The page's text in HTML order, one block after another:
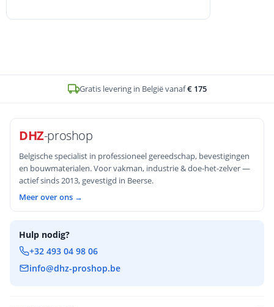
Op voorraad en voor16ubesteld, zelfde werkdag verstuurd
DHZ-proshop
Belgische specialist in professioneel gereedschap, bevestigingen
en bouwmaterialen. Voor vakman, industrie & doe-het-zelver —
actief sinds 2013, gevestigd in Beerse.
Meer over ons →
Hulp nodig?
+32 493 04 98 06
info@dhz-proshop.be